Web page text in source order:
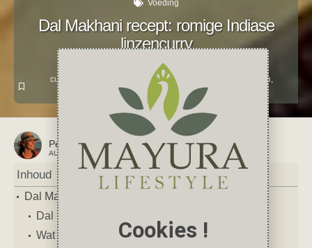
Voeding
Dal Makhani recept: romige Indiase
linzencurry
curry
Indiaas,kidneybonen lunch,
Vegetarisch
Petra
AUTEUR VAN DIT ARTIKEL
Inhoud
Dal Makhani recept: romige Indiase linzencurry
Dal Makhani – boterige linzencurry uit India
Wat is Dal MakhaniCookies !